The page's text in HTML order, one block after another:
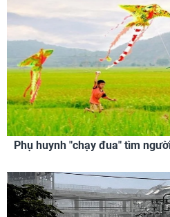
Phụ huynh "chạy đua" tìm